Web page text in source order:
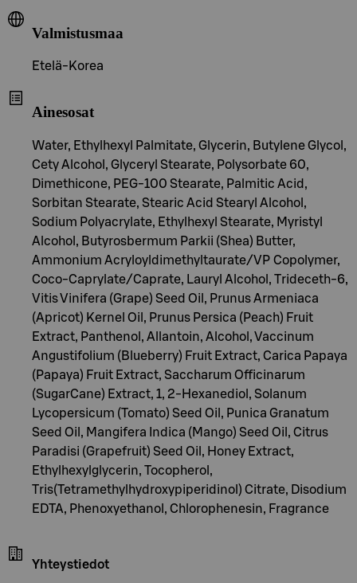
Valmistusmaa
Etelä-Korea
Ainesosat
Water, Ethylhexyl Palmitate, Glycerin, Butylene Glycol,
Cety Alcohol, Glyceryl Stearate, Polysorbate 60,
Dimethicone, PEG-100 Stearate, Palmitic Acid,
Sorbitan Stearate, Stearic Acid Stearyl Alcohol,
Sodium Polyacrylate, Ethylhexyl Stearate, Myristyl
Alcohol, Butyrosbermum Parkii (Shea) Butter,
Ammonium Acryloyldimethyltaurate/VP Copolymer,
Coco-Caprylate/Caprate, Lauryl Alcohol, Trideceth-6,
Vitis Vinifera (Grape) Seed Oil, Prunus Armeniaca
(Apricot) Kernel Oil, Prunus Persica (Peach) Fruit
Extract, Panthenol, Allantoin, Alcohol, Vaccinum
Angustifolium (Blueberry) Fruit Extract, Carica Papaya
(Papaya) Fruit Extract, Saccharum Officinarum
(SugarCane) Extract, 1, 2-Hexanediol, Solanum
Lycopersicum (Tomato) Seed Oil, Punica Granatum
Seed Oil, Mangifera Indica (Mango) Seed Oil, Citrus
Paradisi (Grapefruit) Seed Oil, Honey Extract,
Ethylhexylglycerin, Tocopherol,
Tris(Tetramethylhydroxypiperidinol) Citrate, Disodium
EDTA, Phenoxyethanol, Chlorophenesin, Fragrance
Yhteystiedot